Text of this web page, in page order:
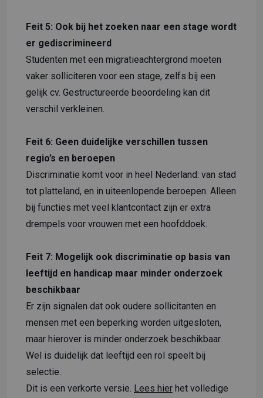
Feit 5: Ook bij het zoeken naar een stage wordt
er gediscrimineerd
Studenten met een migratieachtergrond moeten
vaker solliciteren voor een stage, zelfs bij een
gelijk cv. Gestructureerde beoordeling kan dit
verschil verkleinen.
Feit 6: Geen duidelijke verschillen tussen
regio’s en beroepen
Discriminatie komt voor in heel Nederland: van stad
tot platteland, en in uiteenlopende beroepen. Alleen
bij functies met veel klantcontact zijn er extra
drempels voor vrouwen met een hoofddoek.
Feit 7: Mogelijk ook discriminatie op basis van
leeftijd en handicap maar minder onderzoek
beschikbaar
Er zijn signalen dat ook oudere sollicitanten en
mensen met een beperking worden uitgesloten,
maar hierover is minder onderzoek beschikbaar.
Wel is duidelijk dat leeftijd een rol speelt bij
selectie.
Dit is een verkorte versie. Lees hier het volledige